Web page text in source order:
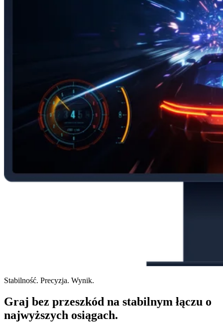
Stabilność. Precyzja. Wynik.
Graj bez przeszkód na stabilnym łączu o
najwyższych osiągach.